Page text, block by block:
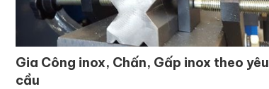
Gia Công inox, Chấn, Gấp inox theo yêu
cầu